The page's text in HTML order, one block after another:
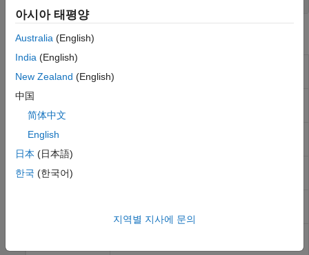
블록
Audio Device
Reader
Audio Device
Writer
From
To Multimedia
File
아시아 태평양
Australia (English)
India (English)
New Zealand (English)
中国
简体中文
English
日本 (日本語)
한국 (한국어)
지역별 지사에 문의